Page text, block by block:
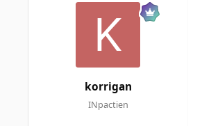
korrigan
INpactien